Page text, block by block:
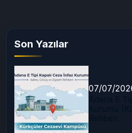
Son Yazılar
07/07/